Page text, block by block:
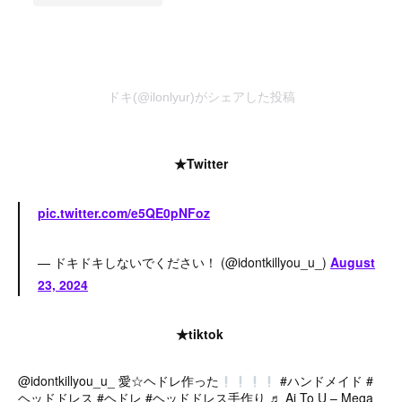
ドキ(@ilonlyur)がシェアした投稿
★Twitter
pic.twitter.com/e5QE0pNFoz
— ドキドキしないでください！ (@idontkillyou_u_) August
23, 2024
★tiktok
@idontkillyou_u_ 愛☆ヘドレ作った #ハンドメイド #
ヘッドドレス #ヘドレ #ヘッドドレス手作り ♬ Ai To U – Mega